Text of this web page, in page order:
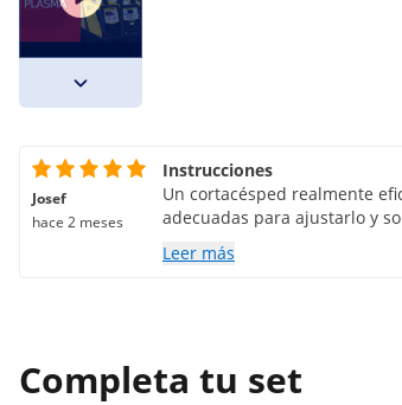
Josef
hace 2 meses
Instrucciones
Un cortacésped realmente
adecuadas para ajustarlo y
Leer más
Completa tu set